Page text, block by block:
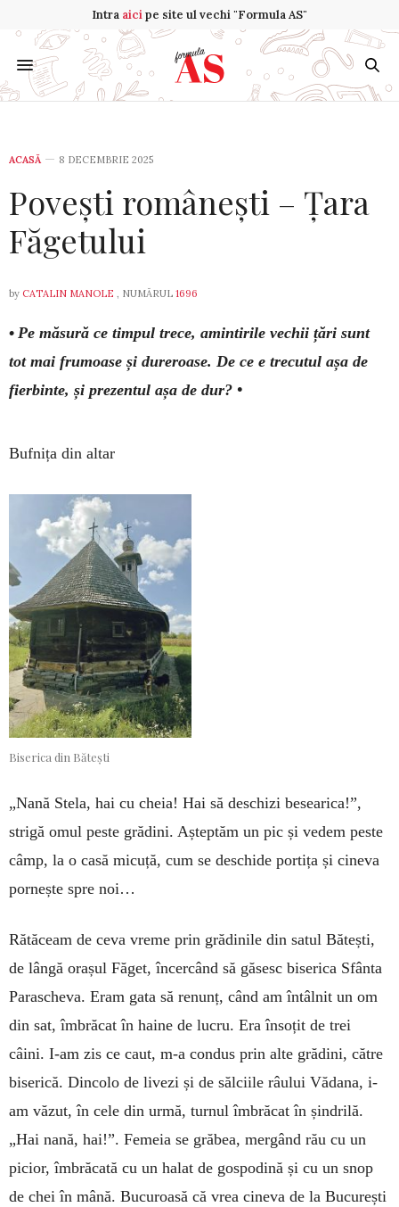
Intra aicipe site ul vechi "Formula AS"
ACASĂ 8 DECEMBRIE 2025
Povești românești – Țara
Făgetului
by CATALIN MANOLE , NUMĂRUL 1696
• Pe măsură ce timpul trece, amintirile vechii țări sunt
tot mai frumoase și dureroase. De ce e trecutul așa de
fierbinte, și prezentul așa de dur? •
Bufnița din altar
Biserica din Bătești
„Nană Stela, hai cu cheia! Hai să deschizi besearica!”,
strigă omul peste grădini. Așteptăm un pic și vedem peste
câmp, la o casă micuță, cum se deschide portița și cineva
pornește spre noi…
Rătăceam de ceva vreme prin grădinile din satul Bătești,
de lângă orașul Făget, încercând să găsesc biserica Sfânta
Parascheva. Eram gata să renunț, când am întâlnit un om
din sat, îmbrăcat în haine de lucru. Era însoțit de trei
câini. I-am zis ce caut, m-a condus prin alte grădini, către
biserică. Dincolo de livezi și de sălciile râului Vădana, i-
am văzut, în cele din urmă, turnul îmbrăcat în șindrilă.
„Hai nană, hai!”. Femeia se grăbea, mergând rău cu un
picior, îmbrăcată cu un halat de gospodină și cu un snop
de chei în mână. Bucuroasă că vrea cineva de la București